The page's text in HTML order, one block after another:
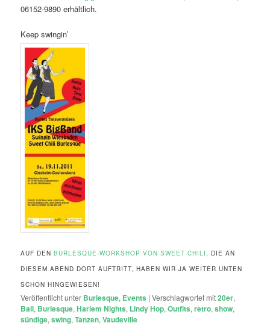
06152-9890 erhältlich.
Keep swingin’
AUF DENBURLESQUE-WORKSHOP VON SWEET CHILI, DIE AN
DIESEM ABEND DORT AUFTRITT, HABEN WIR JA WEITER UNTEN
SCHON HINGEWIESEN!
Veröffentlicht unter Burlesque, Events |Verschlagwortet mit20er,
Ball, Burlesque,Harlem Nights, Lindy Hop,Outfits,retro,show,
sündige,swing,Tanzen,Vaudeville